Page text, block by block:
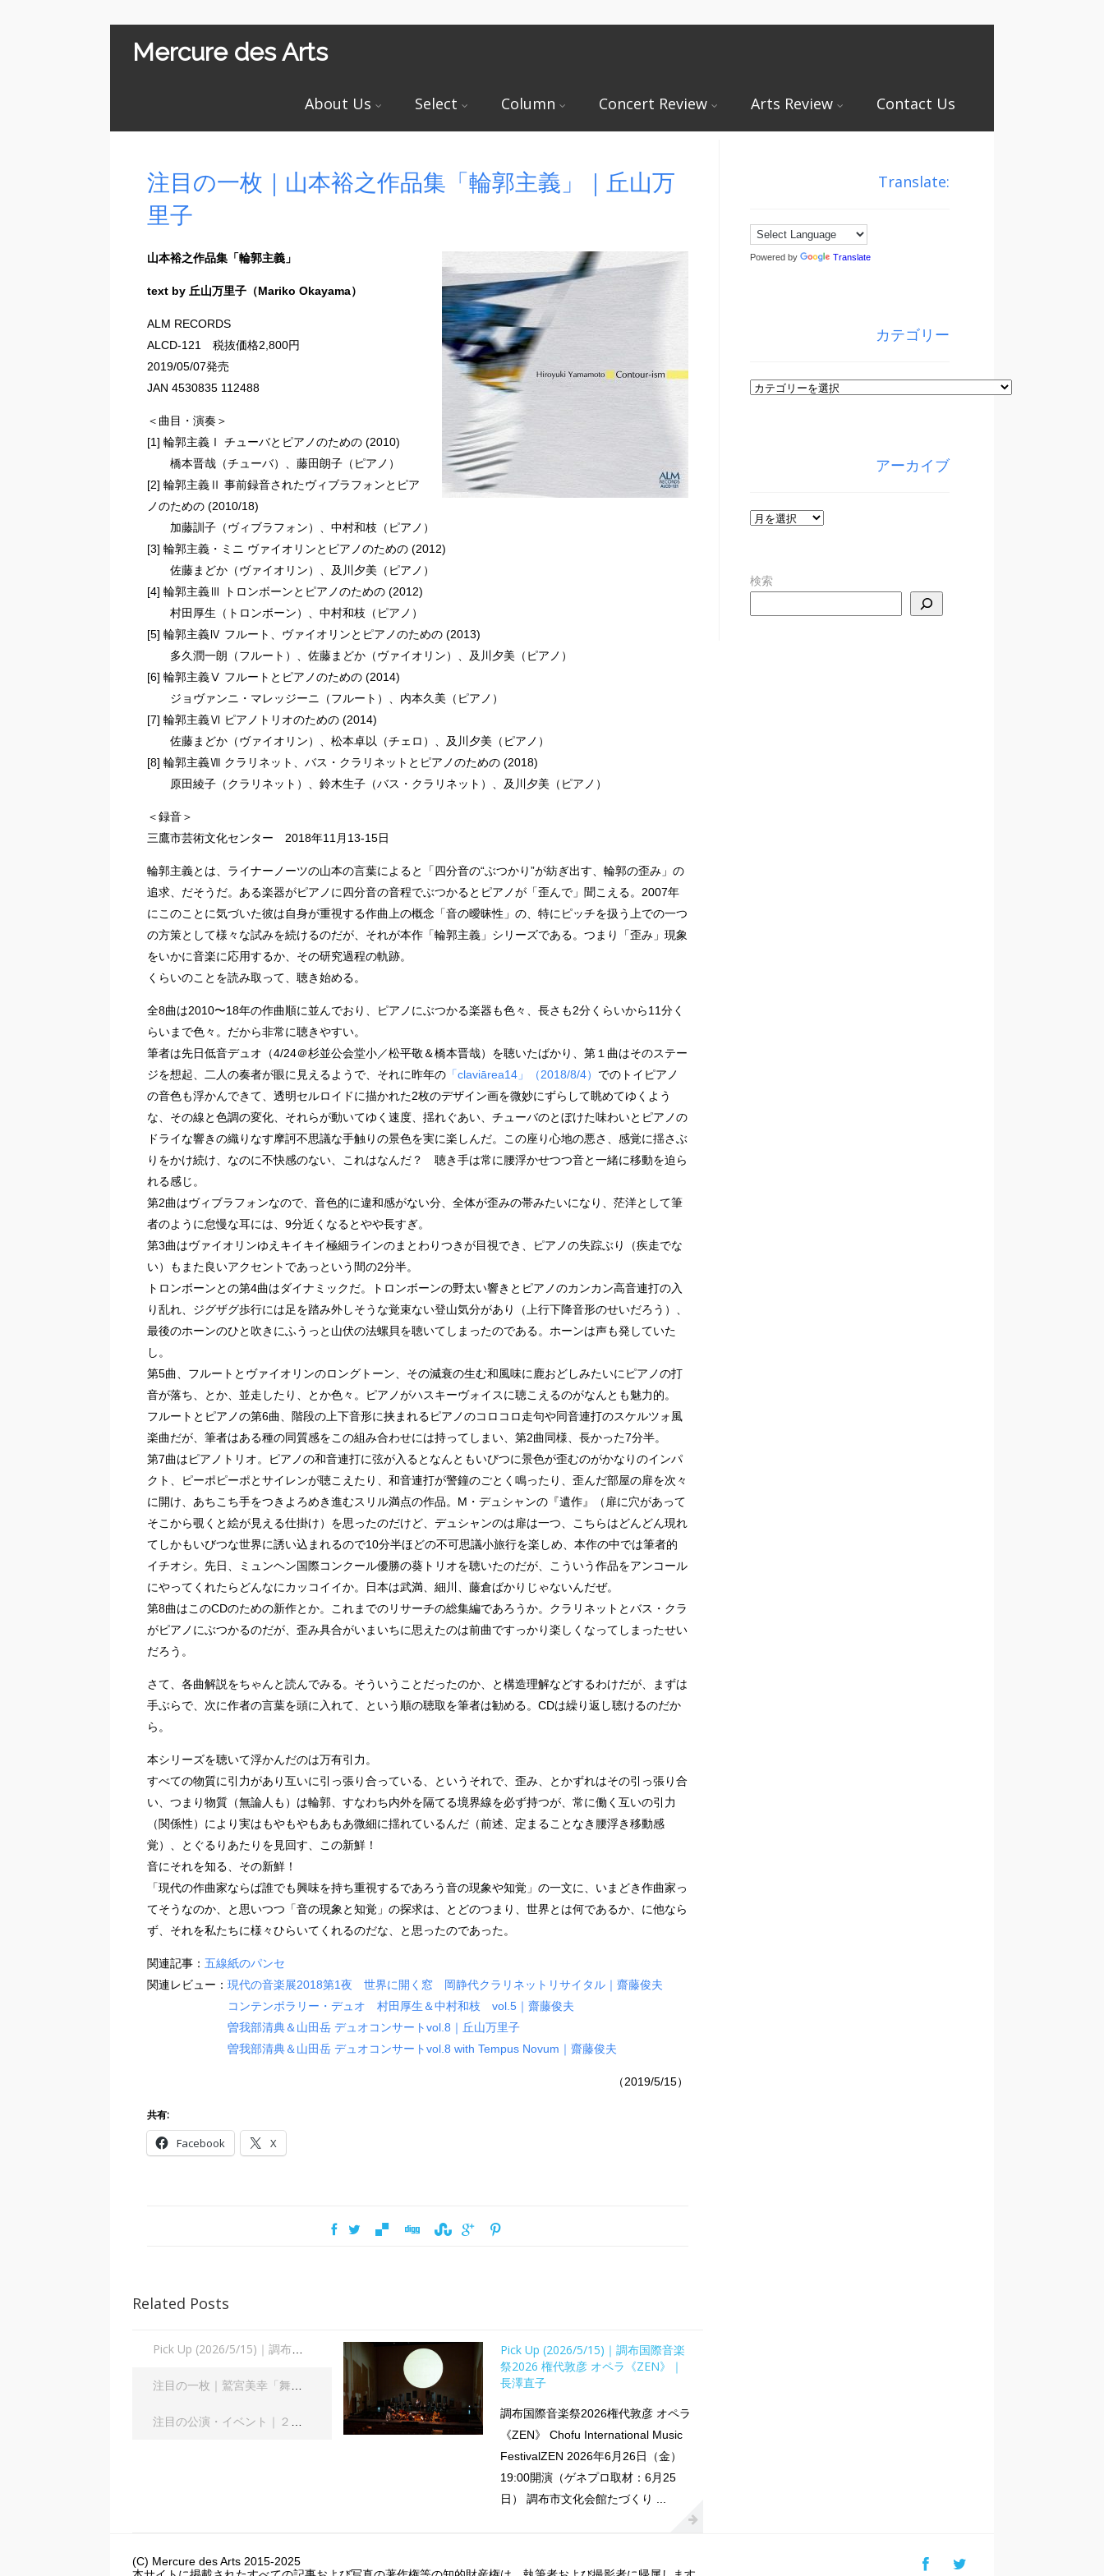
Mercure des Arts
About Us Select Column Concert Review Arts Review Contact Us
注目の一枚｜山本裕之作品集「輪郭主義」｜丘山万
里子
山本裕之作品集「輪郭主義」
text by 丘山万里子（Mariko Okayama）
ALM RECORDS
ALCD-121 税抜価格2,800円
2019/05/07発売
JAN 4530835 112488
＜曲目・演奏＞
[1] 輪郭主義Ⅰ チューバとピアノのための (2010)
橋本晋哉（チューバ）、藤田朗子（ピアノ）
[2] 輪郭主義Ⅱ 事前録音されたヴィブラフォンとピア
ノのための (2010/18)
加藤訓子（ヴィブラフォン）、中村和枝（ピアノ）
[3] 輪郭主義・ミニ ヴァイオリンとピアノのための (2012)
佐藤まどか（ヴァイオリン）、及川夕美（ピアノ）
[4] 輪郭主義Ⅲ トロンボーンとピアノのための (2012)
村田厚生（トロンボーン）、中村和枝（ピアノ）
[5] 輪郭主義Ⅳ フルート、ヴァイオリンとピアノのための (2013)
多久潤一朗（フルート）、佐藤まどか（ヴァイオリン）、及川夕美（ピアノ）
[6] 輪郭主義Ⅴ フルートとピアノのための (2014)
ジョヴァンニ・マレッジーニ（フルート）、内本久美（ピアノ）
[7] 輪郭主義Ⅵ ピアノトリオのための (2014)
佐藤まどか（ヴァイオリン）、松本卓以（チェロ）、及川夕美（ピアノ）
[8] 輪郭主義Ⅶ クラリネット、バス・クラリネットとピアノのための (2018)
原田綾子（クラリネット）、鈴木生子（バス・クラリネット）、及川夕美（ピアノ）
＜録音＞
三鷹市芸術文化センター 2018年11月13-15日
輪郭主義とは、ライナーノーツの山本の言葉によると「四分音の“ぶつかり”が紡ぎ出す、輪郭の歪み」の
追求、だそうだ。ある楽器がピアノに四分音の音程でぶつかるとピアノが「歪んで」聞こえる。2007年
にこのことに気づいた彼は自身が重視する作曲上の概念「音の曖昧性」の、特にピッチを扱う上での一つ
の方策として様々な試みを続けるのだが、それが本作「輪郭主義」シリーズである。つまり「歪み」現象
をいかに音楽に応用するか、その研究過程の軌跡。
くらいのことを読み取って、聴き始める。
全8曲は2010〜18年の作曲順に並んでおり、ピアノにぶつかる楽器も色々、長さも2分くらいから11分く
らいまで色々。だから非常に聴きやすい。
筆者は先日低音デュオ（4/24＠杉並公会堂小／松平敬＆橋本晋哉）を聴いたばかり、第１曲はそのステー
ジを想起、二人の奏者が眼に見えるようで、それに昨年の「claviārea14」（2018/8/4） でのトイピアノ
の音色も浮かんできて、透明セルロイドに描かれた2枚のデザイン画を微妙にずらして眺めてゆくよう
な、その線と色調の変化、それらが動いてゆく速度、揺れぐあい、チューバのとぼけた味わいとピアノの
ドライな響きの織りなす摩訶不思議な手触りの景色を実に楽しんだ。この座り心地の悪さ、感覚に揺さぶ
りをかけ続け、なのに不快感のない、これはなんだ？ 聴き手は常に腰浮かせつつ音と一緒に移動を迫ら
れる感じ。
第2曲はヴィブラフォンなので、音色的に違和感がない分、全体が歪みの帯みたいになり、茫洋として筆
者のように怠慢な耳には、9分近くなるとやや長すぎ。
第3曲はヴァイオリンゆえキイキイ極細ラインのまとわりつきが目視でき、ピアノの失踪ぶり（疾走でな
い）もまた良いアクセントであっという間の2分半。
トロンボーンとの第4曲はダイナミックだ。トロンボーンの野太い響きとピアノのカンカン高音連打の入
り乱れ、ジグザグ歩行には足を踏み外しそうな覚束ない登山気分があり（上行下降音形のせいだろう）、
最後のホーンのひと吹きにふうっと山伏の法螺貝を聴いてしまったのである。ホーンは声も発していた
し。
第5曲、フルートとヴァイオリンのロングトーン、その減衰の生む和風味に鹿おどしみたいにピアノの打
音が落ち、とか、並走したり、とか色々。ピアノがハスキーヴォイスに聴こえるのがなんとも魅力的。
フルートとピアノの第6曲、階段の上下音形に挟まれるピアノのコロコロ走句や同音連打のスケルツォ風
楽曲だが、筆者はある種の同質感をこの組み合わせには持ってしまい、第2曲同様、長かった7分半。
第7曲はピアノトリオ。ピアノの和音連打に弦が入るとなんともいびつに景色が歪むのがかなりのインパ
クト、ピーポピーポとサイレンが聴こえたり、和音連打が警鐘のごとく鳴ったり、歪んだ部屋の扉を次々
に開け、あちこち手をつきよろめき進むスリル満点の作品。M・デュシャンの『遺作』（扉に穴があって
そこから覗くと絵が見える仕掛け）を思ったのだけど、デュシャンのは扉は一つ、こちらはどんどん現れ
てしかもいびつな世界に誘い込まれるので10分半ほどの不可思議小旅行を楽しめ、本作の中では筆者的
イチオシ。先日、ミュンヘン国際コンクール優勝の葵トリオを聴いたのだが、こういう作品をアンコール
にやってくれたらどんなにカッコイイか。日本は武満、細川、藤倉ばかりじゃないんだぜ。
第8曲はこのCDのための新作とか。これまでのリサーチの総集編であろうか。クラリネットとバス・クラ
がピアノにぶつかるのだが、歪み具合がいまいちに思えたのは前曲ですっかり楽しくなってしまったせい
だろう。
さて、各曲解説をちゃんと読んでみる。そういうことだったのか、と構造理解などするわけだが、まずは
手ぶらで、次に作者の言葉を頭に入れて、という順の聴取を筆者は勧める。CDは繰り返し聴けるのだか
ら。
本シリーズを聴いて浮かんだのは万有引力。
すべての物質に引力があり互いに引っ張り合っている、というそれで、歪み、とかずれはその引っ張り合
い、つまり物質（無論人も）は輪郭、すなわち内外を隔てる境界線を必ず持つが、常に働く互いの引力
（関係性）により実はもやもやもあもあ微細に揺れているんだ（前述、定まることなき腰浮き移動感
覚）、とぐるりあたりを見回す、この新鮮！
音にそれを知る、その新鮮！
「現代の作曲家ならば誰でも興味を持ち重視するであろう音の現象や知覚」の一文に、いまどき作曲家っ
てそうなのか、と思いつつ「音の現象と知覚」の探求は、とどのつまり、世界とは何であるか、に他なら
ず、それを私たちに様々ひらいてくれるのだな、と思ったのであった。
関連記事： 五線紙のパンセ
関連レビュー： 現代の音楽展2018第1夜 世界に開く窓 岡静代クラリネットリサイタル｜齋藤俊夫
コンテンポラリー・デュオ 村田厚生＆中村和枝 vol.5｜齋藤俊夫
曽我部清典＆山田岳 デュオコンサートvol.8｜丘山万里子
曽我部清典＆山田岳 デュオコンサートvol.8 with Tempus Novum｜齋藤俊夫
（2019/5/15）
共有:
Facebook X
Related Posts
Pick Up (2026/5/15)｜調布国際音楽祭2026 権代敦彦 オペラ《ZEN》｜長澤直子
Pick Up (2026/5/15)｜調布国際音楽
祭2026 権代敦彦 オペラ《ZEN》｜
長澤直子
調布国際音楽祭2026権代敦彦 オペラ
《ZEN》 Chofu International Music
FestivalZEN 2026年6月26日（金）
19:00開演（ゲネプロ取材：6月25
日） 調布市文化会館たづくり ...
Translate:
Powered by Translate
カテゴリー
カ
アーカイブ
ア
イ
検索
(C) Mercure des Arts 2015-2025